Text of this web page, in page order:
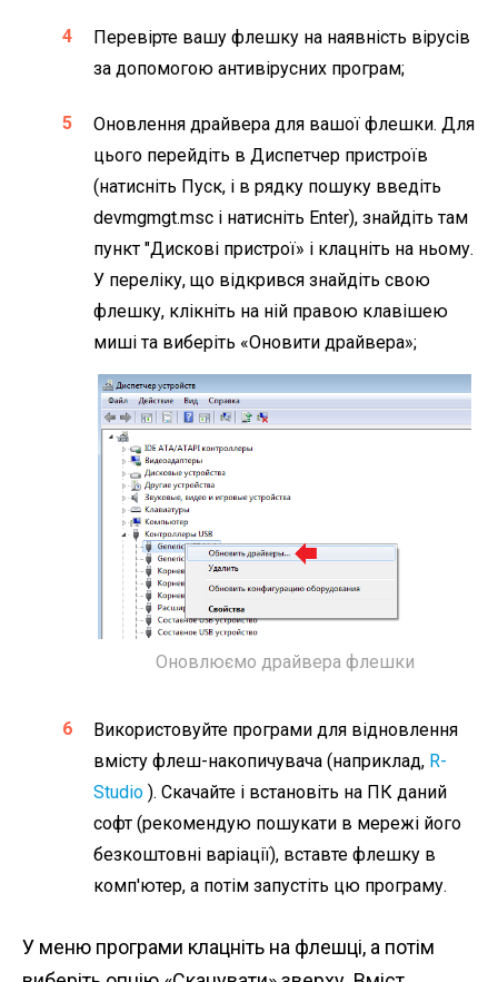
Перевірте вашу флешку на наявність вірусів
за допомогою антивірусних програм;
Оновлення драйвера для вашої флешки. Для
цього перейдіть в Диспетчер пристроїв
(натисніть Пуск, і в рядку пошуку введіть
devmgmgt.msc і натисніть Enter), знайдіть там
пункт "Дискові пристрої» і клацніть на ньому.
У переліку, що відкрився знайдіть свою
флешку, клікніть на ній правою клавішею
миші та виберіть «Оновити драйвера»;
Оновлюємо драйвера флешки
Використовуйте програми для відновлення
вмісту флеш-накопичувача (наприклад, R-
Studio ). Скачайте і встановіть на ПК даний
софт (рекомендую пошукати в мережі його
безкоштовні варіації), вставте флешку в
комп'ютер, а потім запустіть цю програму.
У меню програми клацніть на флешці, а потім